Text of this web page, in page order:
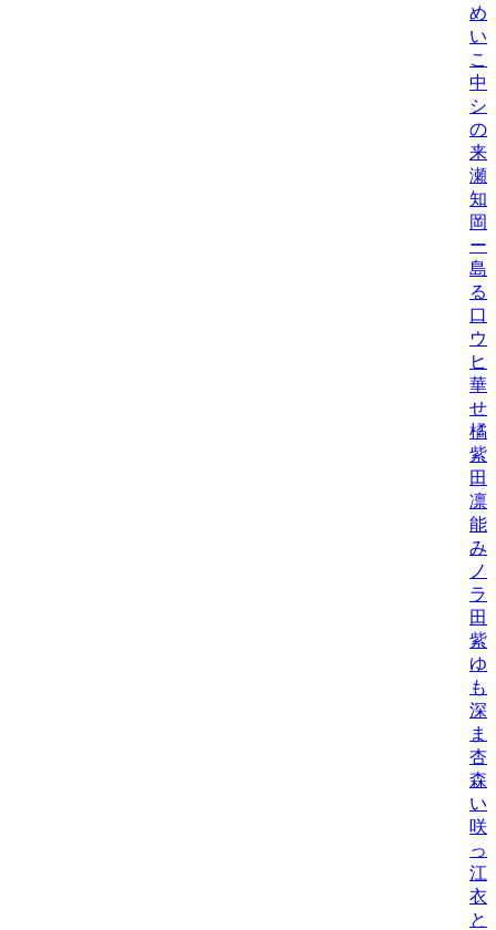
め
い
こ
中
シ
の
来/
瀬
知/
岡
ー
島
る
口
ウ
ヒ
華
せ
橘
紫
田
凛/
能
み/
ノ
ラ
田
紫
ゆ
も
深
ま
杏/
森
い
咲
っ
江
衣
と